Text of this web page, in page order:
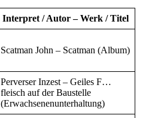
Interpret / Autor – Werk / Titel
Scatman John – Scatman (Album)
Perverser Inzest – Geiles F…
fleisch auf der Baustelle
(Erwachsenenunterhaltung)